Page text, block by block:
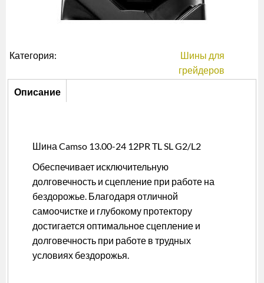
Категория:
Шины для
грейдеров
Описание
Описание
Шина Camso 13.00-24 12PR TL SL G2/L2
Обеспечивает исключительную
долговечность и сцепление при работе на
бездорожье. Благодаря отличной
самоочистке и глубокому протектору
достигается оптимальное сцепление и
долговечность при работе в трудных
условиях бездорожья.